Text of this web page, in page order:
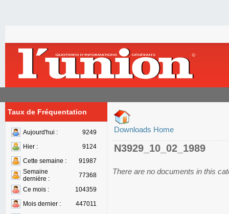
Taux de Fréquentation
Aujourd'hui :
9249
Hier :
9124
Cette semaine :
91987
Semaine
dernière :
77368
Ce mois :
104359
Mois dernier :
447011
Downloads Home
N3929_10_02_1989
There are no documents in this